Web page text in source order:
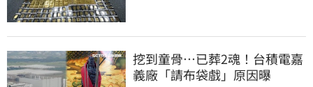
挖到童骨…已葬2魂！台積電嘉
義廠「請布袋戲」原因曝